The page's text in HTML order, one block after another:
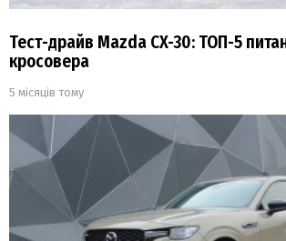
Тест-драйв Mazda CX-30: ТОП-5
кросовера
5 місяців тому